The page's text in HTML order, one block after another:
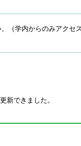
（学内からのみアクセス
新できました。